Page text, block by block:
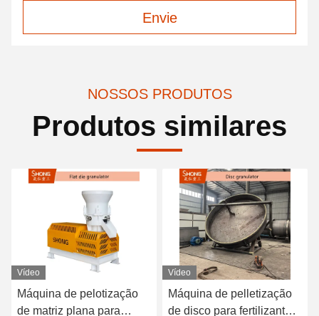
Envie
NOSSOS PRODUTOS
Produtos similares
Vídeo
Máquina de pelotização
de matriz plana para
Vídeo
Máquina de pelletização
de disco para fertilizantes